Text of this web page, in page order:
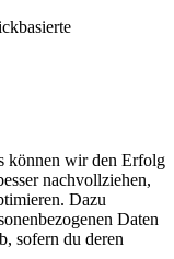
können wir den Erfolg
nachvollziehen,
Dazu
Daten
sofern du deren